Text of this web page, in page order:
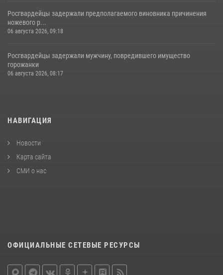
Росгвардейцы задержали предполагаемого виновника причинения
ножевого р...
06 августа 2026, 09:18
Росгвардейцы задержали мужчину, повредившего имущество
горожанки
06 августа 2026, 08:17
НАВИГАЦИЯ
Новости
Карта сайта
СМИ о нас
ОФИЦИАЛЬНЫЕ СЕТЕВЫЕ РЕСУРСЫ